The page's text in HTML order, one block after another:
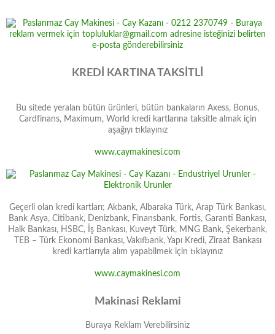
KREDİ KARTINA TAKSİTLİ
Bu sitede yeralan bütün ürünleri, bütün bankaların Axess, Bonus,
Cardfinans, Maximum, World kredi kartlarına taksitle almak için
aşağıyı tıklayınız
www.caymakinesi.com
Geçerli olan kredi kartları; Akbank, Albaraka Türk, Arap Türk Bankası,
Bank Asya, Citibank, Denizbank, Finansbank, Fortis, Garanti Bankası,
Halk Bankası, HSBC, İş Bankası, Kuveyt Türk, MNG Bank, Şekerbank,
TEB – Türk Ekonomi Bankası, Vakıfbank, Yapı Kredi, Ziraat Bankası
kredi kartlarıyla alım yapabilmek için tıklayınız
www.caymakinesi.com
Makinasi Reklami
Buraya Reklam Verebilirsiniz